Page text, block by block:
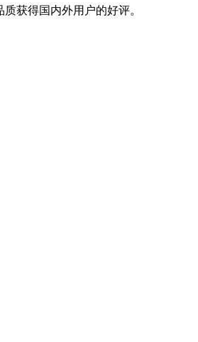
获得国内外用户的好评。